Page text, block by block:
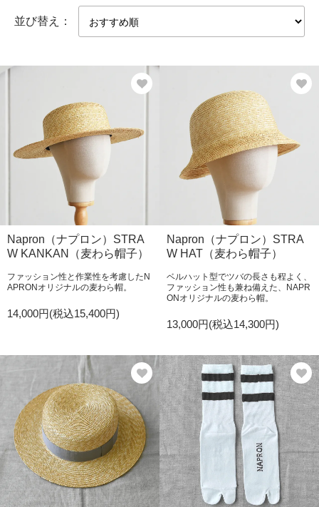
並び替え：
Napron（ナプロン）STRA
W KANKAN（麦わら帽子）
ファッション性と作業性を考慮したN
APRONオリジナルの麦わら帽。
14,000円(税込15,400円)
Napron（ナプロン）STRA
W HAT（麦わら帽子）
ベルハット型でツバの長さも程よく、
ファッション性も兼ね備えた、NAPR
ONオリジナルの麦わら帽。
13,000円(税込14,300円)